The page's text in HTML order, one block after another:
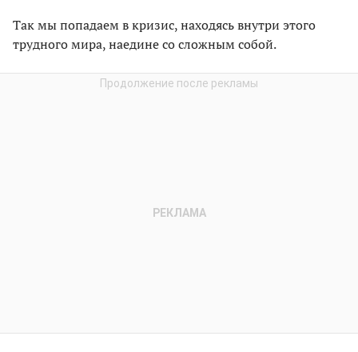
Так мы попадаем в кризис, находясь внутри этого
трудного мира, наедине со сложным собой.